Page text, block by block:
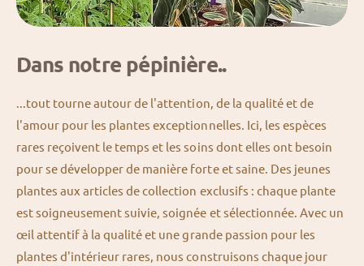
Dans notre pépinière..
...tout tourne autour de l'attention, de la qualité et de
l'amour pour les plantes exceptionnelles. Ici, les espèces
rares reçoivent le temps et les soins dont elles ont besoin
pour se développer de manière forte et saine. Des jeunes
plantes aux articles de collection exclusifs : chaque plante
est soigneusement suivie, soignée et sélectionnée. Avec un
œil attentif à la qualité et une grande passion pour les
plantes d'intérieur rares, nous construisons chaque jour